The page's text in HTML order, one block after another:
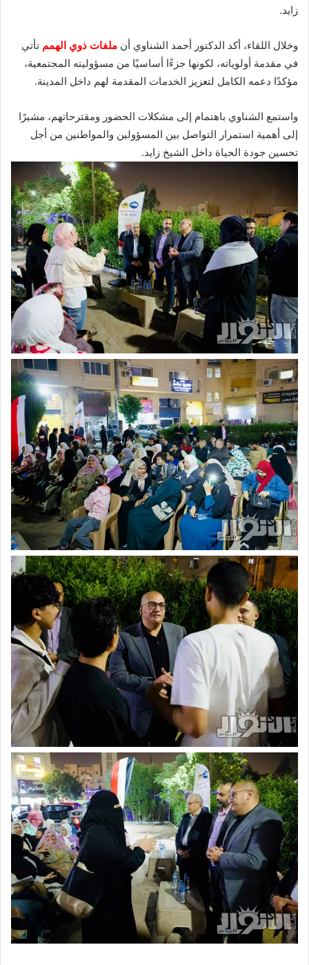
زايد.
وخلال اللقاء، أكد الدكتور أحمد الشناوي أن ملفات ذوي الهمم تأتي
في مقدمة أولوياته، لكونها جزءًا أساسيًا من مسؤوليته المجتمعية،
مؤكدًا دعمه الكامل لتعزيز الخدمات المقدمة لهم داخل المدينة.
واستمع الشناوي باهتمام إلى مشكلات الحضور ومقترحاتهم، مشيرًا
إلى أهمية استمرار التواصل بين المسؤولين والمواطنين من أجل
تحسين جودة الحياة داخل الشيخ زايد.